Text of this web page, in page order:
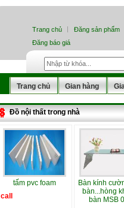
Trang chủ
Đăng sản phẩm
Đăng báo giá
Trang chủ Gian hàng
Đồ nội thất trong nhà
tấm pvc foam
call
Bàn kính
bàn...hòng
bàn MSB